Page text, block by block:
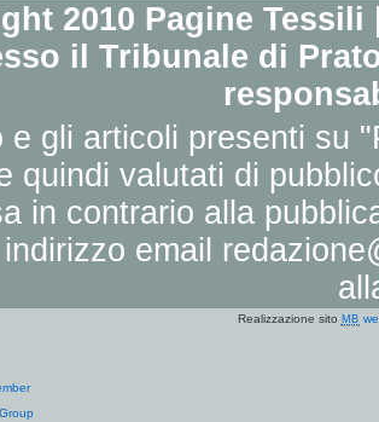
2010 Pagine
il Tribunale di
e gli articoli presenti su
quindi valutati di
in contrario alla
email
Realizzazione sito MB